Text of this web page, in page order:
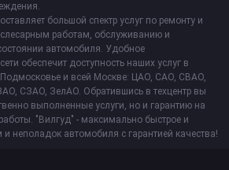
большой спектр услуг по ремонту и
работам, обслуживанию и
автомобиля. Удобное
обеспечит доступность наших услуг в
Подмосковье и всей Москве: ЦАО, САО, СВАО,
СЗАО, ЗелАО. Обратившись в техцентр вы
выполненные услуги, но и гарантию на
"Вилгуд" - максимально быстрое и
неполадок автомобиля с гарантией качества!